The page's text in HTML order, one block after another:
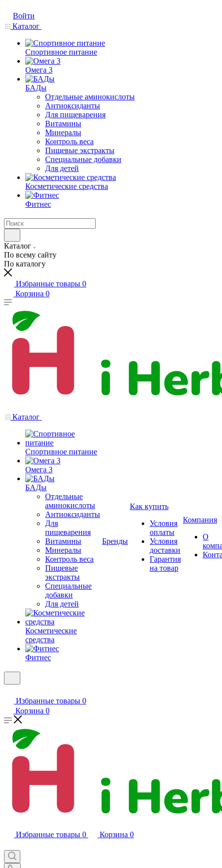
Войти
Каталог
Спортивное питание
Омега 3
БАДы
Отдельные аминокислоты
Антиоксиданты
Для пищеварения
Витамины
Минералы
Контроль веса
Пищевые экстракты
Специальные добавки
Для детей
Косметические средства
Фитнес
Каталог
По всему сайту
По каталогу
Избранные товары 0
Корзина 0
Каталог
Спортивное питание
Омега 3
БАДы
Отдельные
аминокислоты
Антиоксиданты
Для
пищеварения
Витамины
Минералы
Контроль веса
Пищевые
экстракты
Специальные
добавки
Для детей
Косметические
средства
Фитнес
Бренды
Как купить
Условия
оплаты
Условия
доставки
Гарантия
на товар
Компания
О
Избранные товары 0
Корзина 0
Избранные товары 0 Корзина 0